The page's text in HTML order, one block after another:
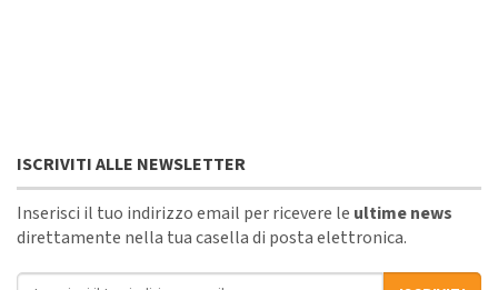
ISCRIVITI ALLE NEWSLETTER
Inserisci il tuo indirizzo email per ricevere le ultime news
direttamente nella tua casella di posta elettronica.
Indirizzo email